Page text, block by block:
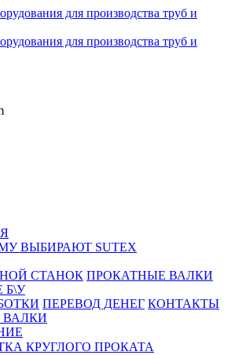
ВЫБИРАЮТ SUTEX
СТАНОК ПРОКАТНЫЕ ВАЛКИ
Б\У
ПЕРЕВОД ДЕНЕГ КОНТАКТЫ
ВАЛКИ
КРУГЛОГО ПРОКАТА